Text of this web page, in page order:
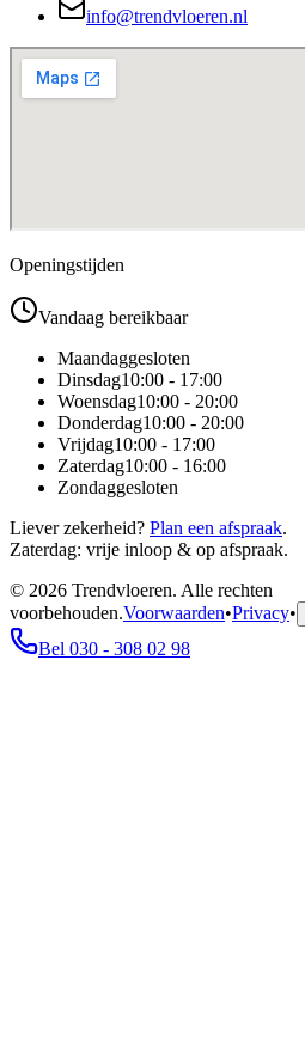
info@trendvloeren.nl
Openingstijden
Vandaag bereikbaar
Maandaggesloten
Dinsdag10:00 - 17:00
Woensdag10:00 - 20:00
Donderdag10:00 - 20:00
Vrijdag10:00 - 17:00
Zaterdag10:00 - 16:00
Zondaggesloten
Liever zekerheid? Plan een afspraak.
Zaterdag: vrije inloop & op afspraak.
© 2026 Trendvloeren. Alle rechten
voorbehouden.Voorwaarden•Privacy•
Bel 030 - 308 02 98